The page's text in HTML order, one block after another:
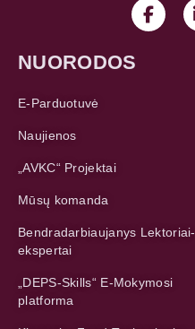
NUORODOS
E-Parduotuvė
Naujienos
„AVKC“ Projektai
Mūsų komanda
Bendradarbiaujanys Lektoriai-
ekspertai
„DEPS-Skills“ E-Mokymosi
platforma